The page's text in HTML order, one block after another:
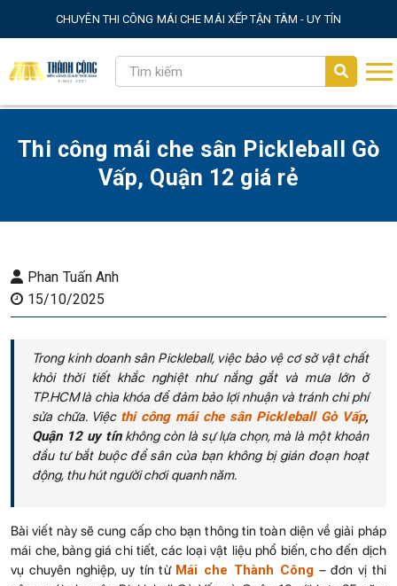
CHUYÊN THI CÔNG MÁI CHE MÁI XẾP TẬN TÂM - UY TÍN
Thi công mái che sân Pickleball Gò
Vấp, Quận 12 giá rẻ
Phan Tuấn Anh
15/10/2025
Trong kinh doanh sân Pickleball, việc bảo vệ cơ sở vật chất
khỏi thời tiết khắc nghiệt như nắng gắt và mưa lớn ở
TP.HCM là chìa khóa để đảm bảo lợi nhuận và tránh chi phí
sửa chữa. Việc thi công mái che sân Pickleball Gò Vấp,
Quận 12 uy tínkhông còn là sự lựa chọn, mà là một khoản
đầu tư bắt buộc để sân của bạn không bị gián đoạn hoạt
động, thu hút người chơi quanh năm.
Bài viết này sẽ cung cấp cho bạn thông tin toàn diện về giải pháp
mái che, bảng giá chi tiết, các loại vật liệu phổ biến, cho đến dịch
vụ chuyên nghiệp, uy tín từ Mái che Thành Công – đơn vị thi